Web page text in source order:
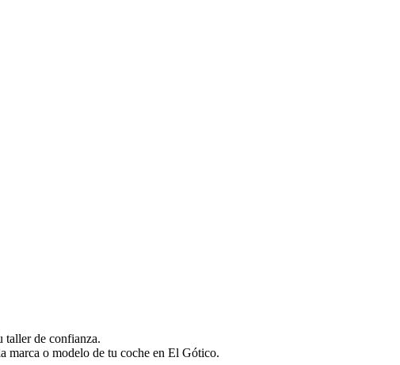
taller de confianza.
marca o modelo de tu coche en El Gótico.